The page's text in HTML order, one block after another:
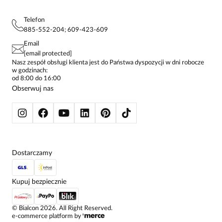
MAPA WITRYNY
KONTAKTY
POLITYKA PRYWATNOŚCI
STREFA STAŁEGO KLIENTA
KOSZULE DAMSKIE
SPODNIE DAMSKIE
ŻAKIETY I MARYNARKI
SWETRY
BLUZY
Telefon
885-552-204; 609-423-609
Email
[email protected]
Nasz zespół obsługi klienta jest do Państwa dyspozycji w dni robocze
w godzinach:
od 8:00 do 16:00
Obserwuj nas
© Bialcon 2026. All Right Reserved.
e-commerce platform by
Dostarczamy
Kupuj bezpiecznie